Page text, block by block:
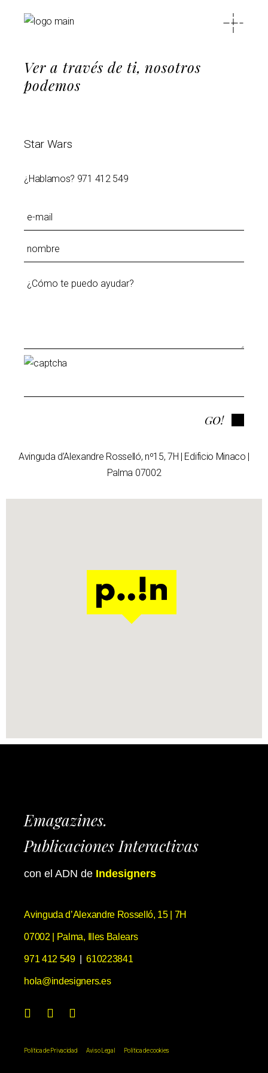
Ver a través de ti, nosotros
podemos
Star Wars
¿Hablamos? 971 412 549
Please leave this field empty.
GO!
Avinguda d’Alexandre Rosselló, nº15, 7H | Edificio Minaco |
Palma 07002
Emagazines.
Publicaciones Interactivas
con el ADN de Indesigners
Avinguda d’Alexandre Rosselló, 15 | 7H
07002 | Palma, Illes Balears
971 412 549|610223841
hola@indesigners.es
Política de Privacidad Aviso Legal Política de cookies